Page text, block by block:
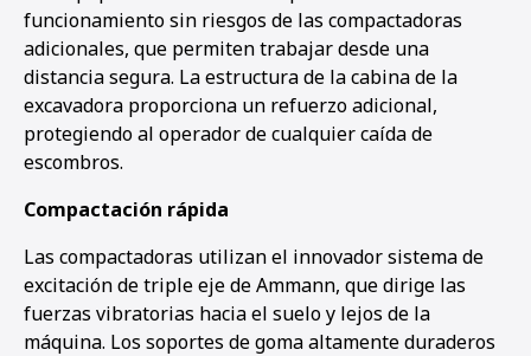
funcionamiento sin riesgos de las compactadoras
adicionales, que permiten trabajar desde una
distancia segura. La estructura de la cabina de la
excavadora proporciona un refuerzo adicional,
protegiendo al operador de cualquier caída de
escombros.
Compactación rápida
Las compactadoras utilizan el innovador sistema de
excitación de triple eje de Ammann, que dirige las
fuerzas vibratorias hacia el suelo y lejos de la
máquina. Los soportes de goma altamente duraderos